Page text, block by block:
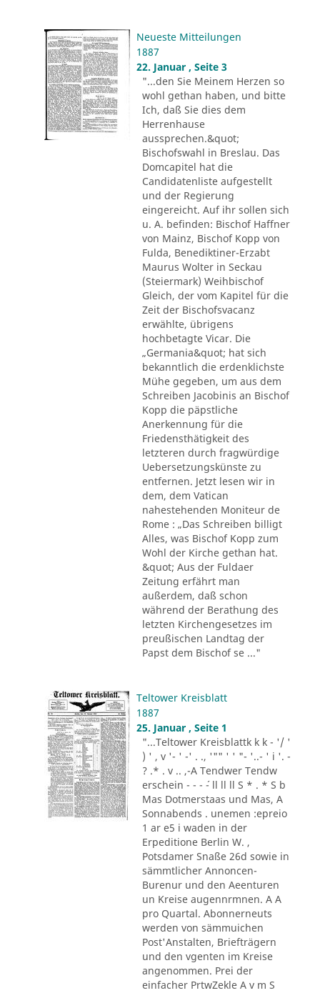
Neueste Mitteilungen
1887
22. Januar , Seite 3
"...den Sie Meinem Herzen so
wohl gethan haben, und bitte
Ich, daß Sie dies dem
Herrenhause
aussprechen.&quot;
Bischofswahl in Breslau. Das
Domcapitel hat die
Candidatenliste aufgestellt
und der Regierung
eingereicht. Auf ihr sollen sich
u. A. befinden: Bischof Haffner
von Mainz, Bischof Kopp von
Fulda, Benediktiner-Erzabt
Maurus Wolter in Seckau
(Steiermark) Weihbischof
Gleich, der vom Kapitel für die
Zeit der Bischofsvacanz
erwählte, übrigens
hochbetagte Vicar. Die
„Germania&quot; hat sich
bekanntlich die erdenklichste
Mühe gegeben, um aus dem
Schreiben Jacobinis an Bischof
Kopp die päpstliche
Anerkennung für die
Friedensthätigkeit des
letzteren durch fragwürdige
Uebersetzungskünste zu
entfernen. Jetzt lesen wir in
dem, dem Vatican
nahestehenden Moniteur de
Rome : „Das Schreiben billigt
Alles, was Bischof Kopp zum
Wohl der Kirche gethan hat.
&quot; Aus der Fuldaer
Zeitung erfährt man
außerdem, daß schon
während der Berathung des
letzten Kirchengesetzes im
preußischen Landtag der
Papst dem Bischof se ..."
Teltower Kreisblatt
1887
25. Januar , Seite 1
"...Teltower Kreisblattk k k - '/ '
) ' , v '- ' -' . ., '"" ' ' "- '..- ' i '. -
? .* . v .. ,-A Tendwer Tendw
erschein - - - ´- ll ll ll S * . * S b
Mas Dotmerstaas und Mas, A
Sonnabends . unemen :epreio
1 ar e5 i waden in der
Erpeditione Berlin W. ,
Potsdamer Snaße 26d sowie in
sämmtlicher Annoncen-
Burenur und den Aeenturen
un Kreise augennrmnen. A A
pro Quartal. Abonnerneuts
werden von sämmuichen
Post'Anstalten, Briefträgern
und den vgenten im Kreise
angenommen. Prei der
einfacher PrtwZekle A v m S